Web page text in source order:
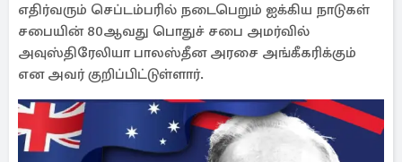
எதிர்வரும் செப்டம்பரில் நடைபெறும் ஐக்கிய நாடுகள்
சபையின் 80ஆவது பொதுச் சபை அமர்வில்
அவுஸ்திரேலியா பாலஸ்தீன அரசை அங்கீகரிக்கும்
என அவர் குறிப்பிட்டுள்ளார்.